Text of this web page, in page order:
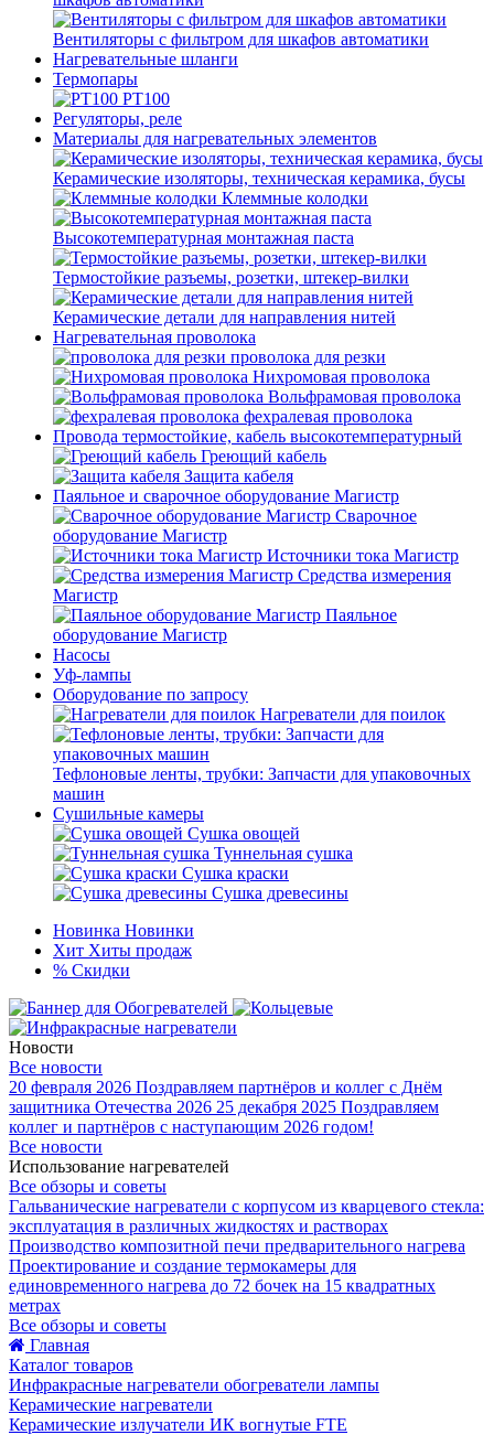
Вентиляторы с фильтром для шкафов автоматики
Нагревательные шланги
Термопары
PT100
Регуляторы, реле
Материалы для нагревательных элементов
Керамические изоляторы, техническая керамика, бусы
Клеммные колодки
Высокотемпературная монтажная паста
Термостойкие разъемы, розетки, штекер-вилки
Керамические детали для направления нитей
Нагревательная проволока
проволока для резки
Нихромовая проволока
Вольфрамовая проволока
фехралевая проволока
Провода термостойкие, кабель высокотемпературный
Греющий кабель
Защита кабеля
Паяльное и сварочное оборудование Магистр
Сварочное
оборудование Магистр
Источники тока Магистр
Средства измерения
Магистр
Паяльное
оборудование Магистр
Насосы
Уф-лампы
Оборудование по запросу
Нагреватели для поилок
Тефлоновые ленты, трубки: Запчасти для упаковочных
машин
Сушильные камеры
Сушка овощей
Туннельная сушка
Сушка краски
Сушка древесины
Новинка Новинки
Хит Хиты продаж
% Скидки
Новости
Все новости
20 февраля 2026 Поздравляем партнёров и коллег с Днём
защитника Отечества 2026 25 декабря 2025 Поздравляем
коллег и партнёров с наступающим 2026 годом!
Все новости
Использование нагревателей
Все обзоры и советы
Гальванические нагреватели с корпусом из кварцевого стекла:
эксплуатация в различных жидкостях и растворах
Производство композитной печи предварительного нагрева
Проектирование и создание термокамеры для
единовременного нагрева до 72 бочек на 15 квадратных
метрах
Все обзоры и советы
Главная
Каталог товаров
Инфракрасные нагреватели обогреватели лампы
Керамические нагреватели
Керамические излучатели ИК вогнутые FTE